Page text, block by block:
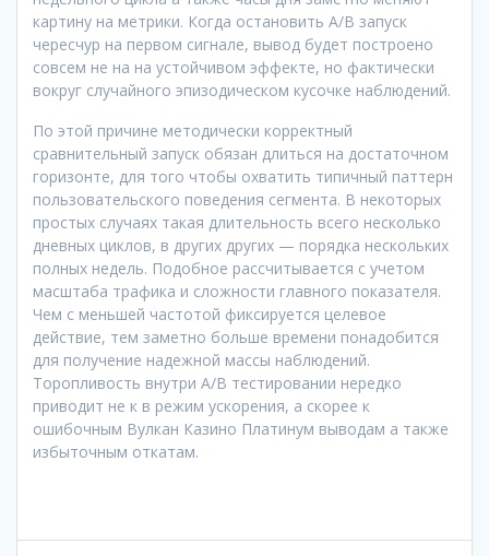
картину на метрики. Когда остановить A/B запуск
чересчур на первом сигнале, вывод будет построено
совсем не на на устойчивом эффекте, но фактически
вокруг случайного эпизодическом кусочке наблюдений.
По этой причине методически корректный
сравнительный запуск обязан длиться на достаточном
горизонте, для того чтобы охватить типичный паттерн
пользовательского поведения сегмента. В некоторых
простых случаях такая длительность всего несколько
дневных циклов, в других других — порядка нескольких
полных недель. Подобное рассчитывается с учетом
масштаба трафика и сложности главного показателя.
Чем с меньшей частотой фиксируется целевое
действие, тем заметно больше времени понадобится
для получение надежной массы наблюдений.
Торопливость внутри A/B тестировании нередко
приводит не к в режим ускорения, а скорее к
ошибочным Вулкан Казино Платинум выводам а также
избыточным откатам.